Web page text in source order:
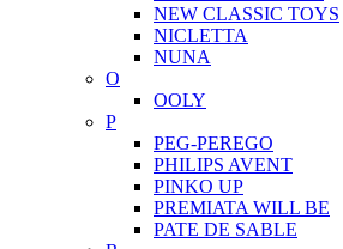
NEW CLASSIC TOYS
NICLETTA
NUNA
O
OOLY
P
PEG-PEREGO
PHILIPS AVENT
PINKO UP
PREMIATA WILL BE
PATE DE SABLE